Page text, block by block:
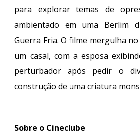
para explorar temas de
ambientado em uma Berlim
Guerra Fria. O filme mergulha
um casal, com a esposa
perturbador após pedir o
construção de uma criatura
Sobre o Cineclube